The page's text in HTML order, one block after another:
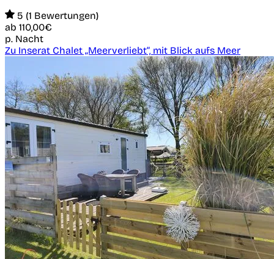
5 (1 Bewertungen)
ab 110,00€
p. Nacht
Zu Inserat Chalet „Meerverliebt“, mit Blick aufs Meer